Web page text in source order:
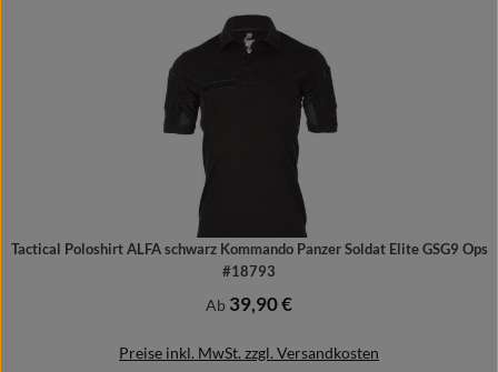
Details
Tactical Poloshirt ALFA schwarz Kommando Panzer Soldat Elite GSG9 Ops
#18793
Regulärer Preis:
Ab 39,90 €
Preise inkl. MwSt. zzgl. Versandkosten